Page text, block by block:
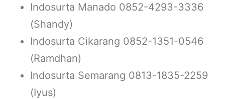
Indosurta Manado 0852-4293-3336
(Shandy)
Indosurta Cikarang 0852-1351-0546
(Ramdhan)
Indosurta Semarang 0813-1835-2259
(Iyus)